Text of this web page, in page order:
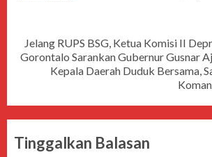
Jelang RUPS BSG, Ketua Komisi II
Gorontalo Sarankan Gubernur Gusnar
Kepala Daerah Duduk Bersama,
Tinggalkan Balasan